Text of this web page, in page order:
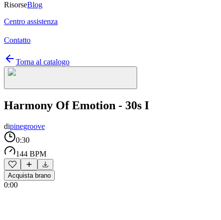
RisorseBlog
Centro assistenza
Contatto
Torna al catalogo
Harmony Of Emotion - 30s I
dipinegroove
0:30
144 BPM
Acquista brano
0:00